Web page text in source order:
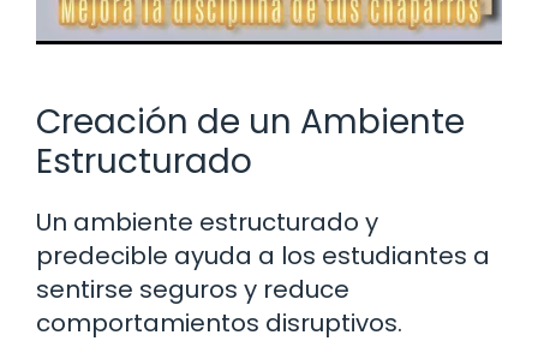
Creación de un Ambiente
Estructurado
Un ambiente estructurado y
predecible ayuda a los estudiantes a
sentirse seguros y reduce
comportamientos disruptivos.